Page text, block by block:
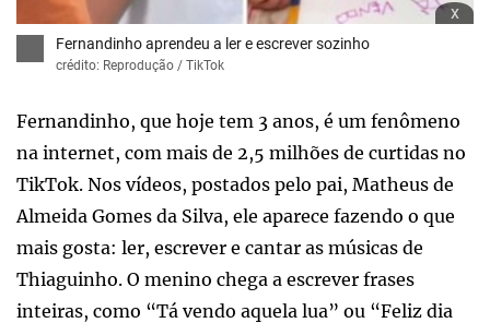
x
Fernandinho aprendeu a ler e escrever sozinho
crédito: Reprodução / TikTok
Fernandinho, que hoje tem 3 anos, é um fenômeno
na internet, com mais de 2,5 milhões de curtidas no
TikTok. Nos vídeos, postados pelo pai, Matheus de
Almeida Gomes da Silva, ele aparece fazendo o que
mais gosta: ler, escrever e cantar as músicas de
Thiaguinho. O menino chega a escrever frases
inteiras, como “Tá vendo aquela lua” ou “Feliz dia